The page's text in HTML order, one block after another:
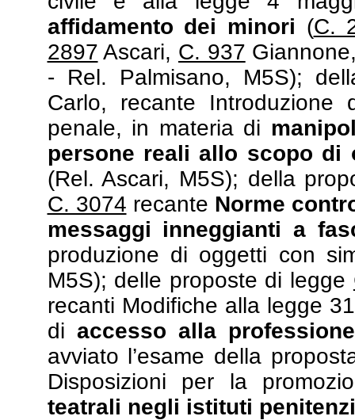
affidamento dei minori (C.
2897 Ascari, C. 937
- Rel. Palmisano, M5S);
Carlo, recante Introduzione
penale, in materia di
persone reali allo scopo di
(Rel. Ascari, M5S); della
C. 3074 recante Norme
messaggi inneggianti a
produzione di oggetti con
M5S); delle proposte di legge
recanti Modifiche alla legge
di accesso alla
avviato l’esame della
Disposizioni per la
teatrali negli istituti